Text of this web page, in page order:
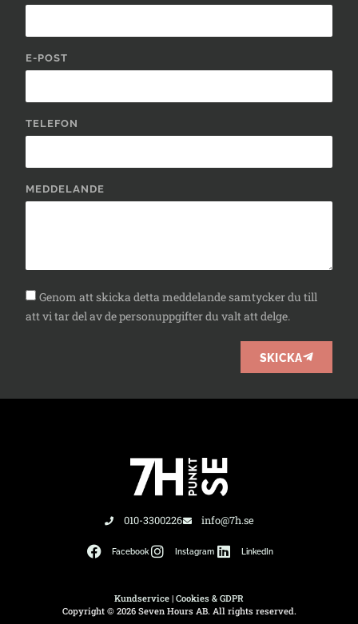
E-POST
TELEFON
MEDDELANDE
Genom att skicka detta meddelande samtycker du till
att vi tar del av de personuppgifter du valt att delge.
SKICKA
010-3300226 info@7h.se
Facebook Instagram LinkedIn
Kundservice | Cookies & GDPR
Copyright © 2026 Seven Hours AB. All rights reserved.